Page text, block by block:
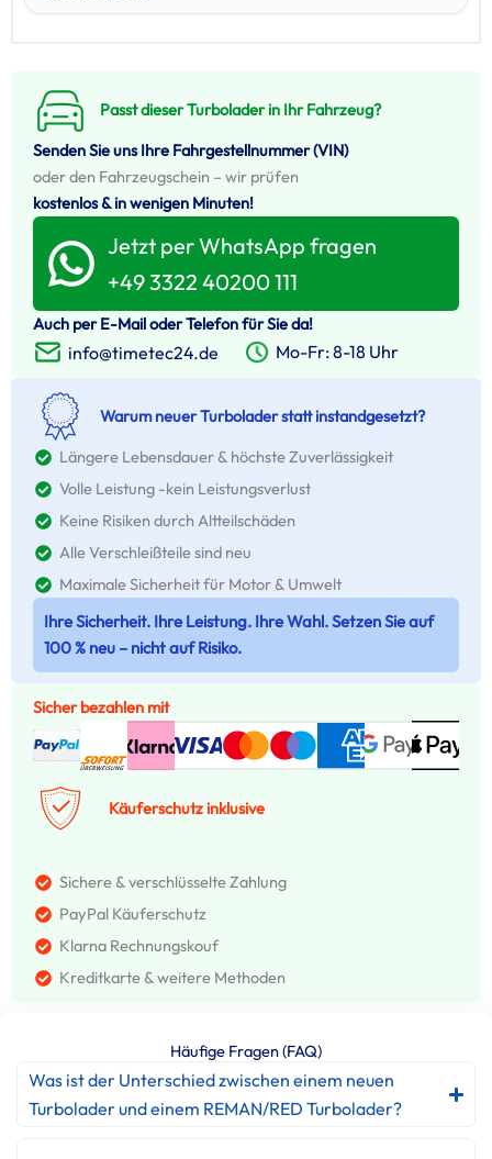
Passt dieser Turbolader in Ihr Fahrzeug?
Senden Sie uns Ihre Fahrgestellnummer (VIN)
oder den Fahrzeugschein – wir prüfen
kostenlos & in wenigen Minuten!
Jetzt per WhatsApp fragen
+49 3322 40200 111
Auch per E-Mail oder Telefon für Sie da!
info@timetec24.de Mo-Fr: 8-18 Uhr
Warum neuer Turbolader statt instandgesetzt?
Längere Lebensdauer & höchste Zuverlässigkeit
Volle Leistung -kein Leistungsverlust
Keine Risiken durch Altteilschäden
Alle Verschleißteile sind neu
Maximale Sicherheit für Motor & Umwelt
Ihre Sicherheit. Ihre Leistung. Ihre Wahl. Setzen Sie auf
100 % neu – nicht auf Risiko.
Sicher bezahlen mit
Käuferschutz inklusive
Sichere & verschlüsselte Zahlung
PayPal Käuferschutz
Klarna Rechnungskouf
Kreditkarte & weitere Methoden
Häufige Fragen (FAQ)
Was ist der Unterschied zwischen einem neuen
Turbolader und einem REMAN/RED Turbolader?